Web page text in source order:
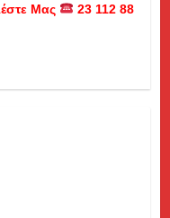
Μας
23 112 88